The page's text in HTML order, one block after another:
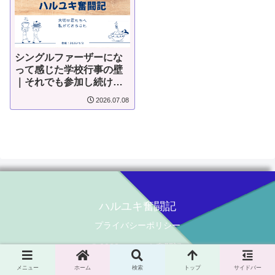
シングルファーザーにな
って感じた学校行事の壁
｜それでも参加し続けた
2026.07.08
ハルユキ奮闘記
プライバシーポリシー
© 2023 ハルユキ奮闘記.
メニュー ホーム 検索 トップ サイドバー